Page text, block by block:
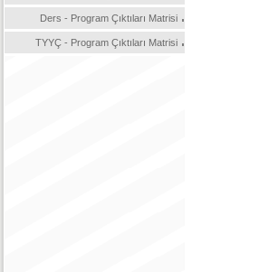
Ders - Program Çıktıları Matrisi
TYYÇ - Program Çıktıları Matrisi